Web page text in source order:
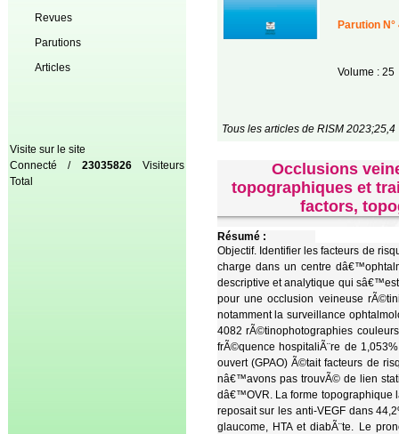
Revues
Parutions
Articles
Visite sur le site
Connecté / 23035826Visiteurs
Total
Parution N°
Volume : 25
Tous les articles de RISM 2023;25,4
Occlusions
topographiques et
factors,
Résumé :
Objectif. Identifier les facteurs de
charge dans un centre
descriptive et analytique qui
pour une occlusion veineuse
notamment la surveillance
4082 rÃ©tinophotographies
frÃ©quence hospitaliÃ¨re de
ouvert (GPAO) Ã©tait facteurs de
nâ€™avons pas trouvÃ© de lien
dâ€™OVR. La forme topographique
reposait sur les anti-VEGF dans
glaucome, HTA et diabÃ¨te. Le